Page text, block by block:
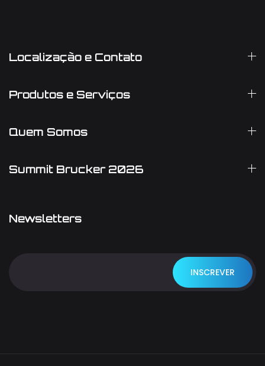
Localização e Contato
Produtos e Serviços
Quem Somos
Summit Brucker 2026
Newsletters